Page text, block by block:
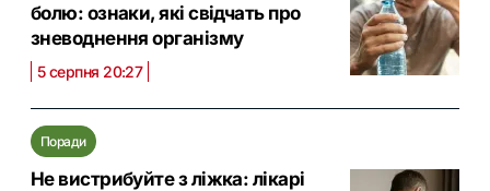
болю: ознаки, які свідчать про
зневоднення організму
5 серпня 20:27
Поради
Не вистрибуйте з ліжка: лікарі